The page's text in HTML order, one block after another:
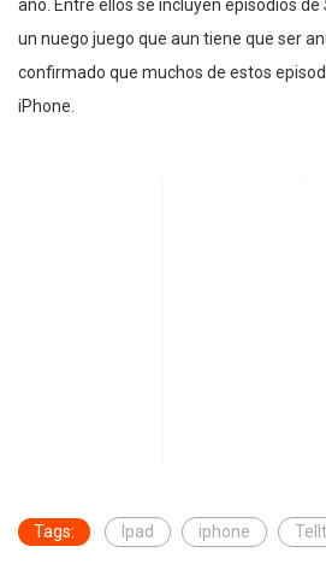
año. Entre ellos se incluyen episodios de
un nuego juego que aun tiene que ser
confirmado que muchos de estos
iPhone.
Tags: Ipad iphone